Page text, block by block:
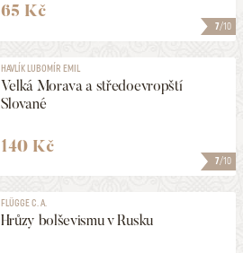
7/10
65 Kč
7/10
HAVLÍK LUBOMÍR EMIL
Velká Morava a středoevropští
Slované
140 Kč
FLÜGGE C. A.
Hrůzy bolševismu v Rusku